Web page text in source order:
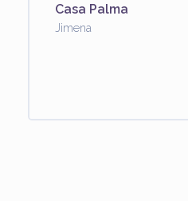
Casa Palma
Jimena